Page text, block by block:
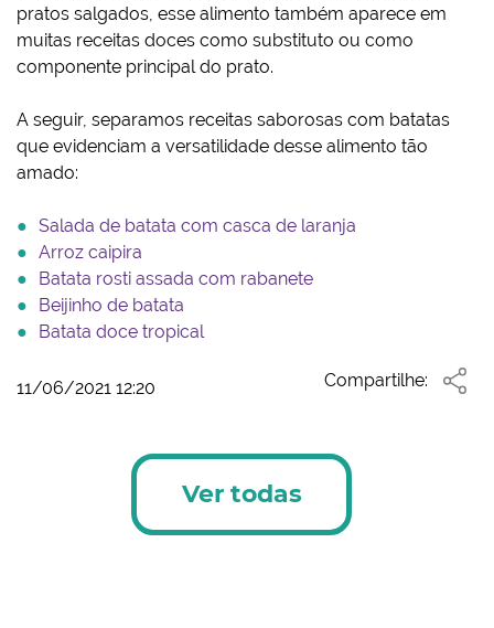
pratos salgados, esse alimento também aparece em
muitas receitas doces como substituto ou como
componente principal do prato.
A seguir, separamos receitas saborosas com batatas
que evidenciam a versatilidade desse alimento tão
amado:
Salada de batata com casca de laranja
Arroz caipira
Batata rosti assada com rabanete
Beijinho de batata
Batata doce tropical
11/06/2021 12:20 Compartilhe:
Ver todas